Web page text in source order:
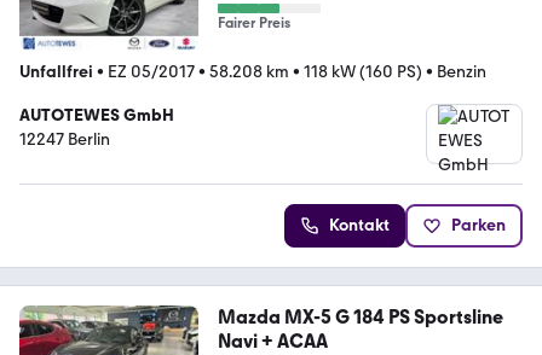
Fairer Preis
Unfallfrei • EZ 05/2017• 58.208 km • 118 kW (160 PS) • Benzin
AUTOTEWES GmbH
12247 Berlin
Kontakt Parken
Mazda MX-5 G 184 PS Sportsline
Navi + ACAA